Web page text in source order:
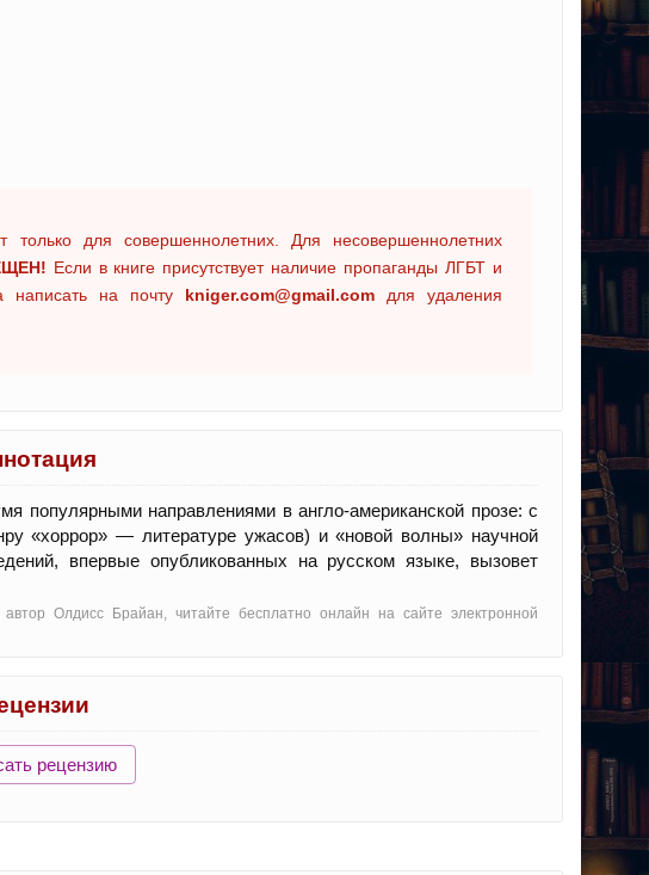
только для совершеннолетних. Для несовершеннолетних
Если в книге присутствует наличие пропаганды ЛГБТ и
написать на почту kniger.com@gmail.com для удаления
популярными направлениями в англо-американской прозе: с
«хоррор» — литературе ужасов) и «новой волны» научной
впервые опубликованных на русском языке, вызовет
Олдисс Брайан, читайте бесплатно онлайн на сайте электронной
рецензию